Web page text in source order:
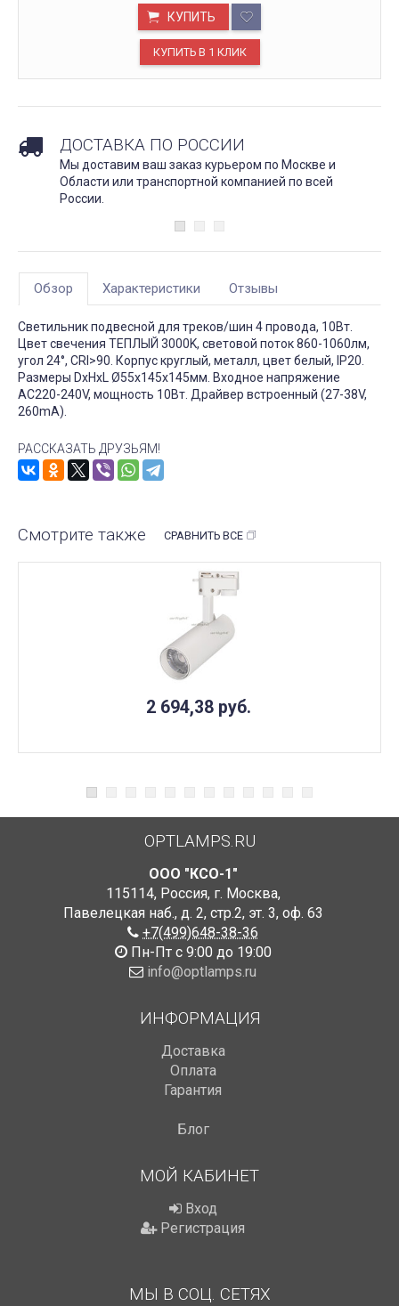
КУПИТЬ
ДОСТАВКА ПО РОССИИ
Мы доставим ваш заказ курьером по Москве и
Области или транспортной компанией по всей
России.
Обзор Характеристики Отзывы
Светильник подвесной для треков/шин 4 провода, 10Вт.
Цвет свечения ТЕПЛЫЙ 3000K, световой поток 860-1060лм,
угол 24°, CRI>90. Корпус круглый, металл, цвет белый, IP20.
Размеры DxHxL Ø55x145x145мм. Входное напряжение
AC220-240V, мощность 10Вт. Драйвер встроенный (27-38V,
260mA).
РАССКАЗАТЬ ДРУЗЬЯМ!
Смотрите также СРАВНИТЬ ВСЕ
2 694,38 руб.
OPTLAMPS.RU
ООО "КСО-1"
115114, Россия, г. Москва,
Павелецкая наб., д. 2, стр.2, эт. 3, оф. 63
+7(499)648-38-36
Пн-Пт с 9:00 до 19:00
info@optlamps.ru
ИНФОРМАЦИЯ
Доставка
Оплата
Гарантия
Блог
МОЙ КАБИНЕТ
Вход
Регистрация
МЫ В СОЦ. СЕТЯХ